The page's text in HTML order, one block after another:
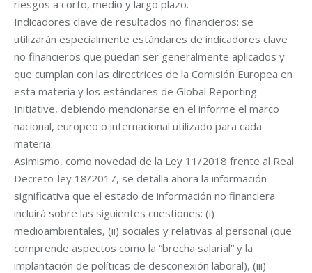
riesgos a corto, medio y largo plazo.
Indicadores clave de resultados no financieros: se
utilizarán especialmente estándares de indicadores clave
no financieros que puedan ser generalmente aplicados y
que cumplan con las directrices de la Comisión Europea en
esta materia y los estándares de Global Reporting
Initiative, debiendo mencionarse en el informe el marco
nacional, europeo o internacional utilizado para cada
materia.
Asimismo, como novedad de la Ley 11/2018 frente al Real
Decreto-ley 18/2017, se detalla ahora la información
significativa que el estado de información no financiera
incluirá sobre las siguientes cuestiones: (i)
medioambientales, (ii) sociales y relativas al personal (que
comprende aspectos como la “brecha salarial” y la
implantación de políticas de desconexión laboral), (iii)